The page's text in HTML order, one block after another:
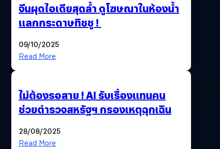
จีนผุดไอเดียสุดล้ำ ดูโฆษณาในห้องน้ำ
แลกกระดาษทิชชู !
09/10/2025
Read More
ไม่ต้องรอสาย ! AI รับเรื่องแทนคน
ช่วยตำรวจสหรัฐฯ กรองเหตุฉุกเฉิน
28/08/2025
Read More